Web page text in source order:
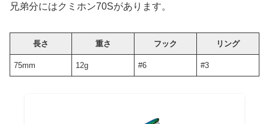
兄弟分にはクミホン70Sがあります。
長さ 重さ フック リング
75mm 12g #6 #3